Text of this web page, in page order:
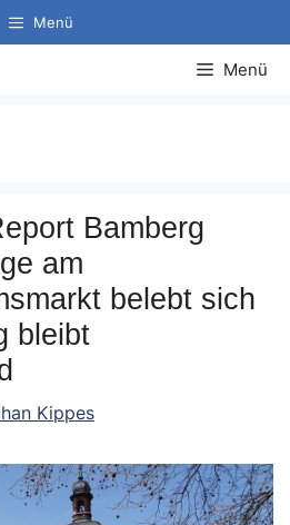
Menü
Menü
Bamberg
am
belebt sich
bleibt
Kippes